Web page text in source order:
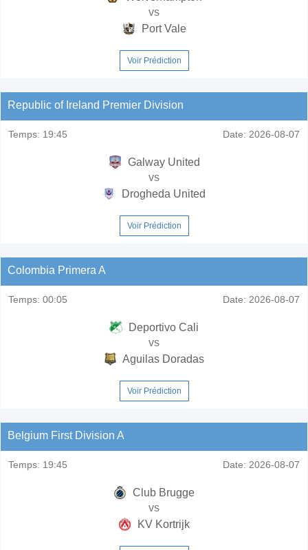
vs
Port Vale
Voir Prédiction
Republic of Ireland Premier Division
Temps: 19:45 Date: 2026-08-07
Galway United
vs
Drogheda United
Voir Prédiction
Colombia Primera A
Temps: 00:05 Date: 2026-08-07
Deportivo Cali
vs
Aguilas Doradas
Voir Prédiction
Belgium First Division A
Temps: 19:45 Date: 2026-08-07
Club Brugge
vs
KV Kortrijk